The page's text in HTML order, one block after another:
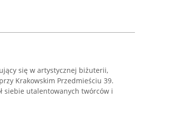
się w artystycznej biżuterii,
Krakowskim Przedmieściu 39.
siebie utalentowanych twórców i